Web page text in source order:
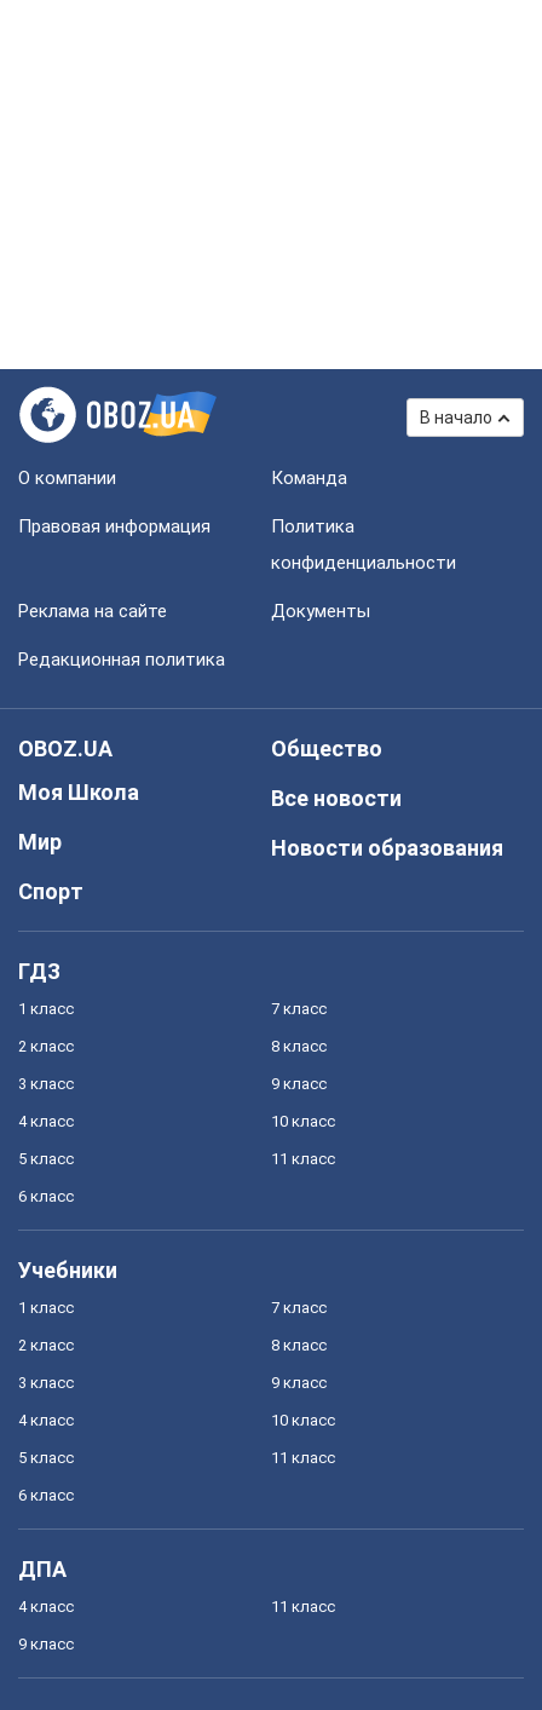
В начало
О компании Команда
Правовая информация
Политика
конфиденциальности
Реклама на сайте Документы
Редакционная политика
OBOZ.UA
Моя Школа
Мир
Спорт
Общество
Все новости
Новости образования
ГДЗ
1 класс
2 класс
3 класс
4 класс
5 класс
6 класс
7 класс
8 класс
9 класс
10 класс
11 класс
Учебники
1 класс
2 класс
3 класс
4 класс
5 класс
6 класс
7 класс
8 класс
9 класс
10 класс
11 класс
ДПА
4 класс
9 класс
11 класс